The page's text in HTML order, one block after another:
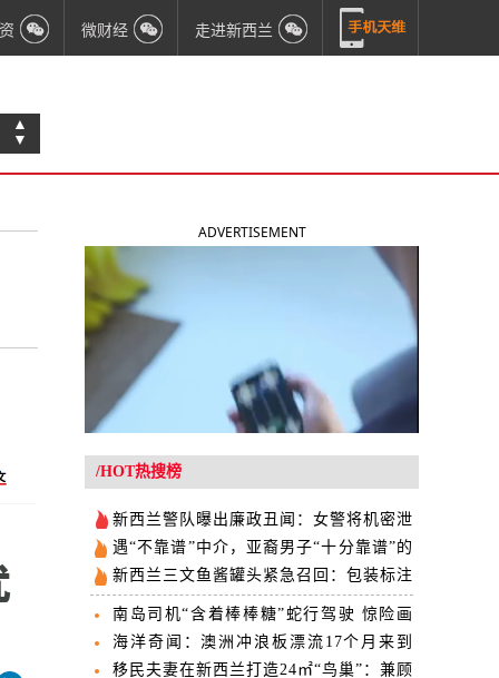
微财经 走进新西兰
▲
▼
ADVERTISEMENT
/HOT热搜榜
新西兰警队曝出廉政丑闻：女警将机密泄
露给帮派男友
遇“不靠谱”中介，亚裔男子“十分靠谱”的
移民申请被生生拒签
新西兰三文鱼酱罐头紧急召回：包装标注
过期日错误
南岛司机“含着棒棒糖”蛇行驾驶 惊险画
面TikTok引热议
海洋奇闻：澳洲冲浪板漂流17个月来到
新西兰 即将归还主人
移民夫妻在新西兰打造24㎡“鸟巢”：兼顾